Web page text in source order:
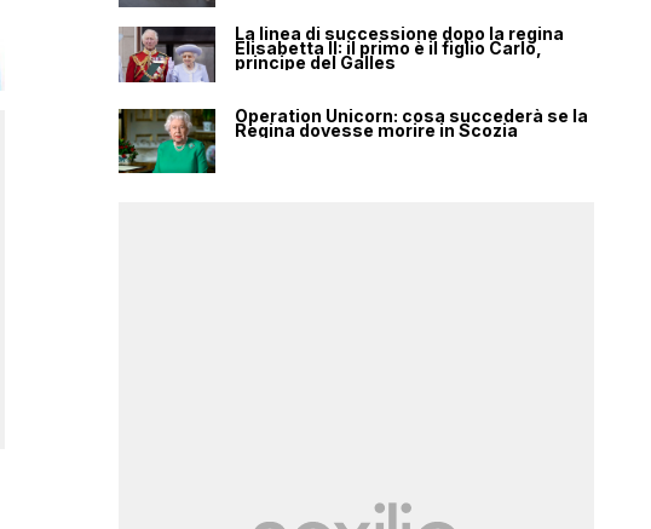
La linea di successione dopo la regina
Elisabetta II: il primo è il figlio Carlo,
principe del Galles
Operation Unicorn: cosa succederà se la
Regina dovesse morire in Scozia